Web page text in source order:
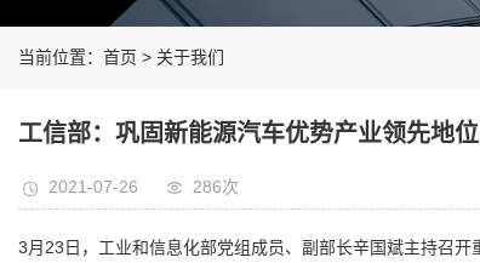
当前位置： 首页 > 关于我们
工信部：巩固新能源汽车优势产业领先地
2021-07-26 286次
3月23日，工业和信息化部党组成员、副部长辛国斌主持召